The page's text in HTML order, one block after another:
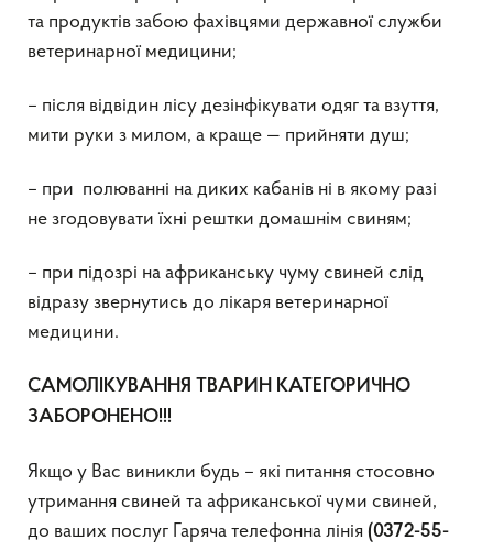
та продуктів забою фахівцями державної служби
ветеринарної медицини;
– після відвідин лісу дезінфікувати одяг та взуття,
мити руки з милом, а краще — прийняти душ;
– при полюванні на диких кабанів ні в якому разі
не згодовувати їхні рештки домашнім свиням;
– при підозрі на африканську чуму свиней слід
відразу звернутись до лікаря ветеринарної
медицини.
САМОЛІКУВАННЯ ТВАРИН КАТЕГОРИЧНО
ЗАБОРОНЕНО!!!
Якщо у Вас виникли будь – які питання стосовно
утримання свиней та африканської чуми свиней,
до ваших послуг Гаряча телефонна лінія (0372-55-